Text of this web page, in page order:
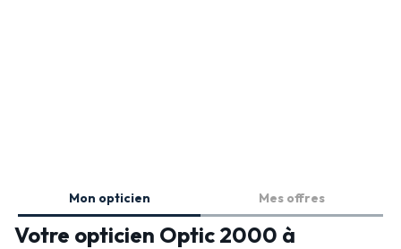
Mon opticien Mes offres
Votre opticien Optic 2000 à